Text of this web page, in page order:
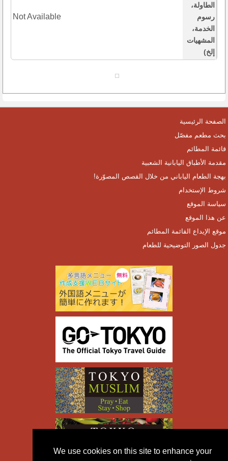
We use cookies on this site to enhance your
الطاولة،
رسوم
الخدمة،
المشهيات
إلخ)
Not Available
الصفحة الرئيسية
بحث مطعم مفصّل
قائمة المطائم
مقدمة الأطباق اليابانية الشعبية
بهجة الطعام الياباني من خلال القصص المصوّرة!
شروط الإستخدام
سياسة الموقع
عن هذا الموقع
موقع الإيداع القائمة المطائم
جدول الصور التوضيحية للطعام